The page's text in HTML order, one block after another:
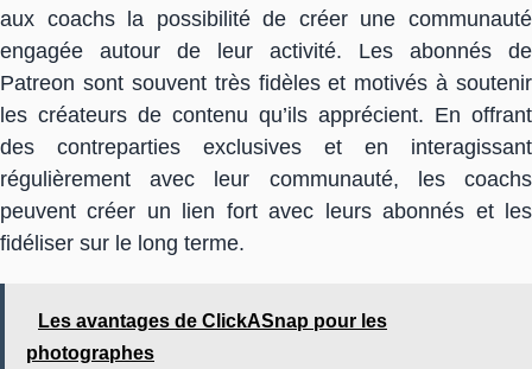
aux coachs la possibilité de créer une communauté
engagée autour de leur activité. Les abonnés de
Patreon sont souvent très fidèles et motivés à soutenir
les créateurs de contenu qu’ils apprécient. En offrant
des contreparties exclusives et en interagissant
régulièrement avec leur communauté, les coachs
peuvent créer un lien fort avec leurs abonnés et les
fidéliser sur le long terme.
Les avantages de ClickASnap pour les
photographes